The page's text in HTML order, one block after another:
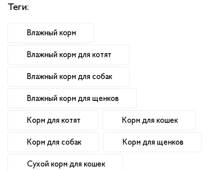
Теги:
Влажный корм
Влажный корм для котят
Влажный корм для собак
Влажный корм для щенков
Корм для котят Корм для кошек
Корм для собак Корм для щенков
Сухой корм для кошек